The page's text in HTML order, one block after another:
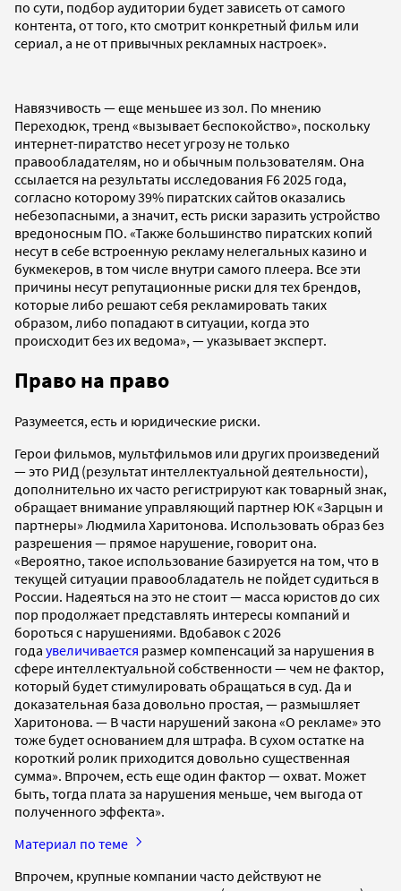
по сути, подбор аудитории будет зависеть от самого
контента, от того, кто смотрит конкретный фильм или
сериал, а не от привычных рекламных настроек».
Навязчивость — еще меньшее из зол. По мнению
Переходюк, тренд «вызывает беспокойство», поскольку
интернет-пиратство несет угрозу не только
правообладателям, но и обычным пользователям. Она
ссылается на результаты исследования F6 2025 года,
согласно которому 39% пиратских сайтов оказались
небезопасными, а значит, есть риски заразить устройство
вредоносным ПО. «Также большинство пиратских копий
несут в себе встроенную рекламу нелегальных казино и
букмекеров, в том числе внутри самого плеера. Все эти
причины несут репутационные риски для тех брендов,
которые либо решают себя рекламировать таких
образом, либо попадают в ситуации, когда это
происходит без их ведома», — указывает эксперт.
Право на право
Разумеется, есть и юридические риски.
Герои фильмов, мультфильмов или других произведений
— это РИД (результат интеллектуальной деятельности),
дополнительно их часто регистрируют как товарный знак,
обращает внимание управляющий партнер ЮК «Зарцын и
партнеры» Людмила Харитонова. Использовать образ без
разрешения — прямое нарушение, говорит она.
«Вероятно, такое использование базируется на том, что в
текущей ситуации правообладатель не пойдет судиться в
России. Надеяться на это не стоит — масса юристов до сих
пор продолжает представлять интересы компаний и
бороться с нарушениями. Вдобавок с 2026
года увеличивается размер компенсаций за нарушения в
сфере интеллектуальной собственности — чем не фактор,
который будет стимулировать обращаться в суд. Да и
доказательная база довольно простая, — размышляет
Харитонова. — В части нарушений закона «О рекламе» это
тоже будет основанием для штрафа. В сухом остатке на
короткий ролик приходится довольно существенная
сумма». Впрочем, есть еще один фактор — охват. Может
быть, тогда плата за нарушения меньше, чем выгода от
полученного эффекта».
Материал по теме
Впрочем, крупные компании часто действуют не